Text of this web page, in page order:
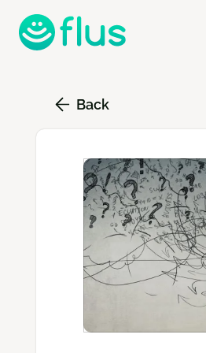
Skip
to
Back